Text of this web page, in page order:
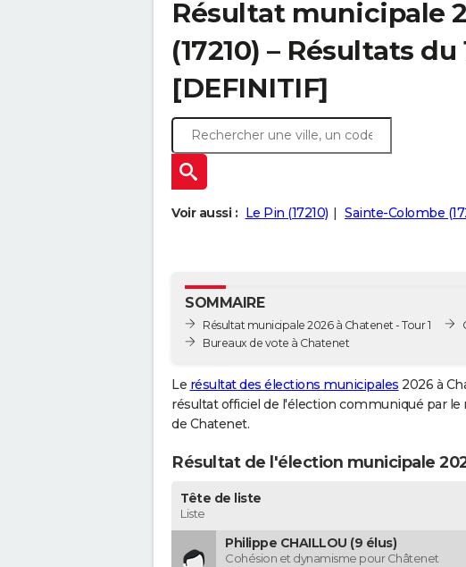
Résultat municipale
(17210) – Résultats
[DEFINITIF]
Voir aussi : Le Pin (17210) Sainte-Colombe
SOMMAIRE
Résultat municipale 2026 à Chatenet - Tour 1
Bureaux de vote à Chatenet
Le résultat des élections municipales 2026 à
résultat officiel de l'élection communiqué par
de Chatenet.
Résultat de l'élection municipale
Tête de liste
Liste
Philippe CHAILLOU (9 élus)
Cohésion et dynamisme pour Châtenet